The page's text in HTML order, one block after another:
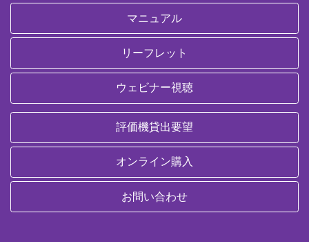
マニュアル
リーフレット
ウェビナー視聴
評価機貸出要望
オンライン購入
お問い合わせ